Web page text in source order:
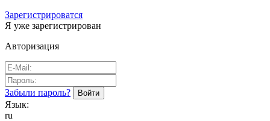
Зарегистрироватся
Я уже зарегистрирован
Авторизация
Забыли пароль?
Язык:
ru